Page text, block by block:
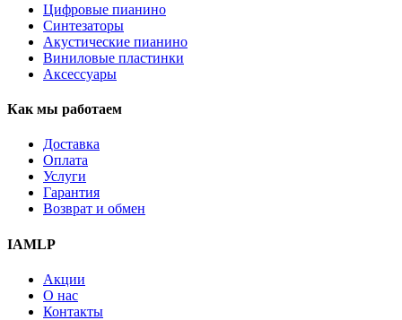
Цифровые пианино
Синтезаторы
Акустические пианино
Виниловые пластинки
Аксессуары
Как мы работаем
Доставка
Оплата
Услуги
Гарантия
Возврат и обмен
IAMLP
Акции
О нас
Контакты